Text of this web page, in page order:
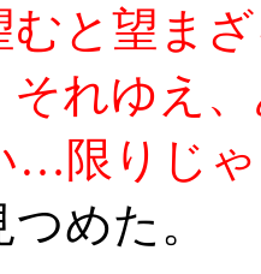
むと望ま
それゆえ
…限りじ
めた。